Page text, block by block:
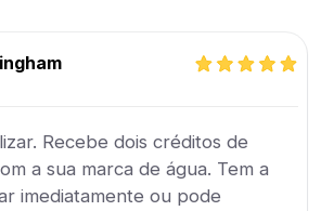
Recebe dois créditos de
a sua marca de água. Tem a
imediatamente ou pode